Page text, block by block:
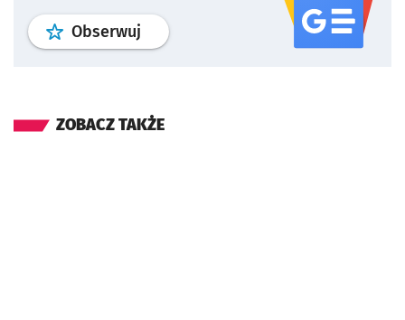
Obserwuj profil serwisu
ZOBACZ TAKŻE